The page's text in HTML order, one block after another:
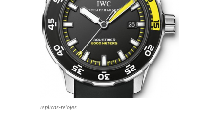
replicas-relojes